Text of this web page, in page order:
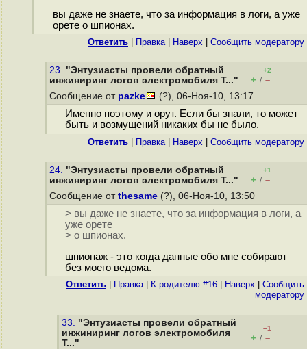
вы даже не знаете, что за информация в логи, а уже
орете о шпионах.
Ответить Правка| Наверх Cообщить модератору
23. "Энтузиасты провели обратный
инжиниринг логов электромобиля T..."
+2
+ / –
Сообщение от pazke (?), 06-Ноя-10, 13:17
Именно поэтому и орут. Если бы знали, то может
быть и возмущений никаких бы не было.
Ответить Правка| Наверх Cообщить модератору
24. "Энтузиасты провели обратный
инжиниринг логов электромобиля T..."
+1
+ / –
Сообщение от thesame (?), 06-Ноя-10, 13:50
> вы даже не знаете, что за информация в логи, а
уже орете
> о шпионах.
шпионаж - это когда данные обо мне собирают
без моего ведома.
Ответить Правка| К родителю #16 Наверх
Cообщить
модератору
33. "Энтузиасты провели обратный
инжиниринг логов электромобиля
T..."
–1
+ / –